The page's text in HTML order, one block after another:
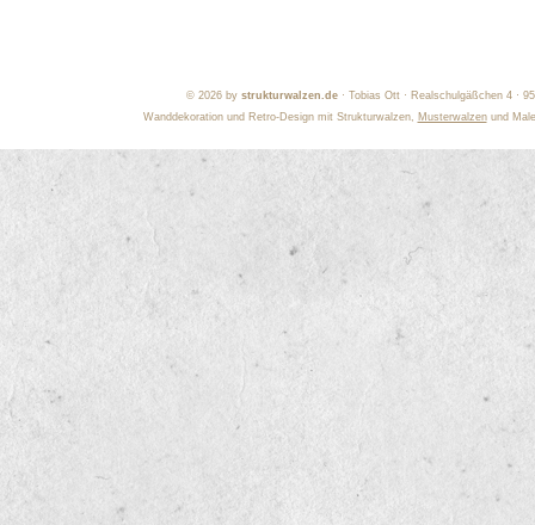
© 2026 by strukturwalzen.de · Tobias Ott · Realschulgäßchen 4 ·
Wanddekoration und Retro-Design mit Strukturwalzen,
Musterwalzenund